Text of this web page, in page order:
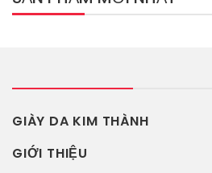
GIÀY DA KIM THÀNH
GIỚI THIỆU